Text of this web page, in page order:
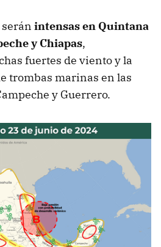
intensas en Quintana
y Chiapas,
fuertes de viento y la
trombas marinas en las
y Guerrero.